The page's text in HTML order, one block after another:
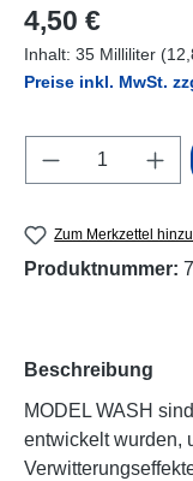
Regulärer Preis:
4,50 €
Inhalt: 35 Milliliter
Preise inkl. MwSt.
Produkt
Zum Merkzettel
Produktnummer:
Beschreibung
MODEL WASH
entwickelt wurden,